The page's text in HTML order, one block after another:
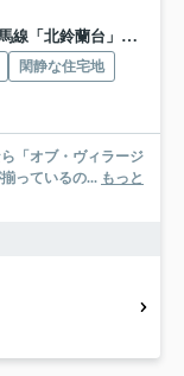
北鈴蘭台」駅 徒歩13分
閑静な住宅地
「オブ・ヴィラージ
っているの... もっと